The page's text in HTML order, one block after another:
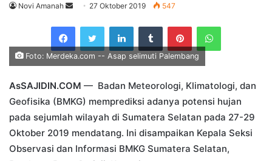
Novi Amanah
Send
email
27 Oktober 2019 547
FacebookTwitterLinkedInTumblrPinterestWhatsApp
Foto: Merdeka.com -- Asap selimuti Palembang
AsSAJIDIN.COM — Badan Meteorologi, Klimatologi, dan
Geofisika (BMKG) memprediksi adanya potensi hujan
pada sejumlah wilayah di Sumatera Selatan pada 27-29
Oktober 2019 mendatang. Ini disampaikan Kepala Seksi
Observasi dan Informasi BMKG Sumatera Selatan,